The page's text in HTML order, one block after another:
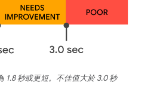
1.8 秒或更短。不佳值大於 3.0 秒